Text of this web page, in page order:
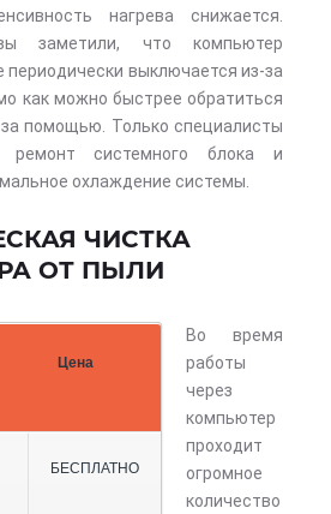
нагрева снижается.
заметили, что компьютер
периодически выключается из-за
как можно быстрее обратиться
помощью. Только специалисты
ремонт системного блока и
охлаждение системы.
ЧИСТКА
ОТ ПЫЛИ
Цена
БЕСПЛАТНО
Во время
работы
через
компьютер
проходит
огромное
количество